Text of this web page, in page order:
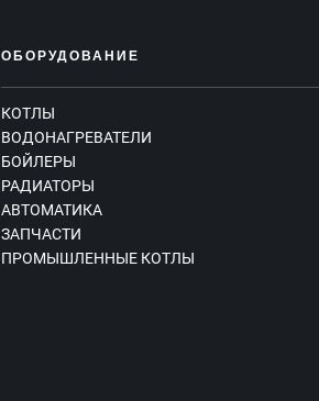
ОБОРУДОВАНИЕ
КОТЛЫ
ВОДОНАГРЕВАТЕЛИ
БОЙЛЕРЫ
РАДИАТОРЫ
АВТОМАТИКА
ЗАПЧАСТИ
ПРОМЫШЛЕННЫЕ КОТЛЫ